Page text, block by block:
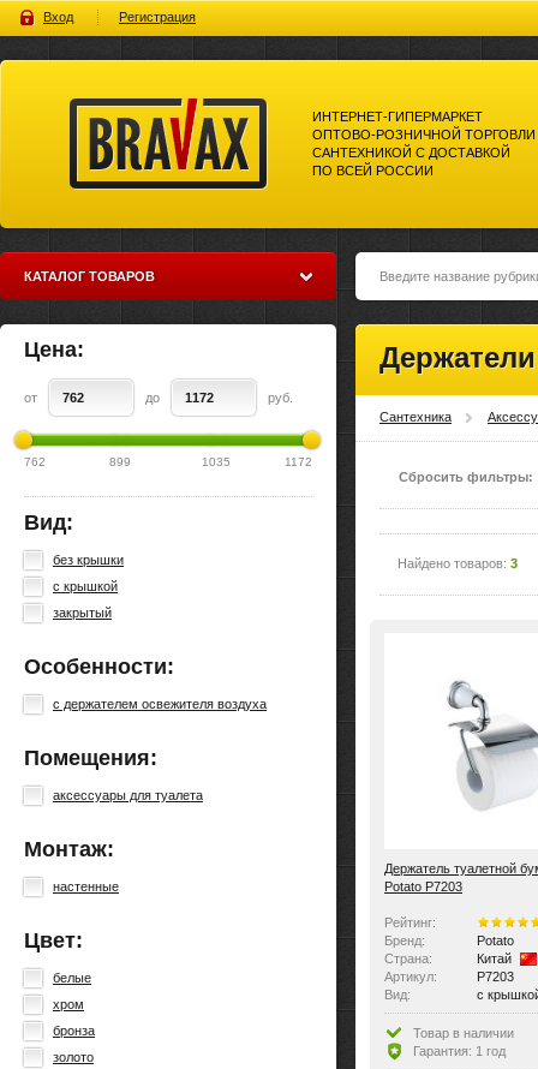
Вход Регистрация
всей россии
ИНТЕРНЕТ-ГИПЕРМАРКЕТ
ОПТОВО-РОЗНИЧНОЙ ТОРГОВЛИ
САНТЕХНИКОЙ С ДОСТАВКОЙ
ПО ВСЕЙ РОССИИ
КАТАЛОГ ТОВАРОВ
Цена:
от до руб.
762 899 1035 1172
Вид:
без крышки
с крышкой
закрытый
Особенности:
с держателем освежителя воздуха
Помещения:
аксессуары для туалета
Монтаж:
настенные
Цвет:
белые
хром
бронза
золото
Сантехника
Сбросить фильтры:
Найдено товаров: 3
Держатель туалетной
Potato P7203
Рейтинг:
Бренд:
Potato
Страна:
Китай
Артикул:
P7203
Вид:
с
Товар в наличии
Гарантия: 1 год